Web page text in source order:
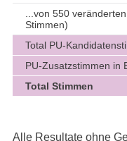
...von 550
Stimmen)
Total PU-
PU-Zusatzstimmen in
Total Stimmen
Alle Resultate ohne